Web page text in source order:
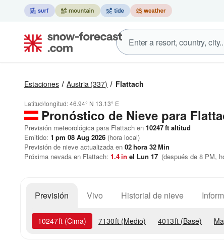
Estaciones Austria (337) Flattach
Latitud/longitud:46.94° N 13.13° E
Pronóstico de Nieve para
Previsión meteorológica para Flattach en 10247ft altitud
Emitido: 1 pm 08 Aug 2026 (hora local)
Previsión de nieve actualizada en 02hora 32Min
Próxima nevada en Flattach: 1.4in el Lun 17 (después de 8 PM,
Previsión Vivo Historial de nieve
10247ft (Cima) 7130ft (Medio) 4013ft (Base)